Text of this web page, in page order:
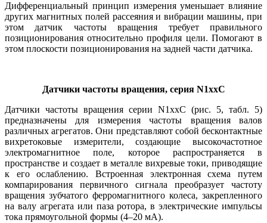
Дифференциальный принцип измерения уменьшает влияние
других магнитных полей рассеяния и вибрации машины, при
этом датчик частоты вращения требует правильного
позиционирования относительно профиля цели. Помогают в
этом плоскости позиционирования на задней части датчика.
Датчики частоты вращения, серия N1xxC
Датчики частоты вращения серии N1xxC (рис. 5, табл. 5)
предназначены для измерения частоты вращения валов
различных агрегатов. Они представляют собой бесконтактные
вихретоковые измерители, создающие высокочастотное
электромагнитное поле, которое распространяется в
пространстве и создает в металле вихревые токи, приводящие
к его ослаблению. Встроенная электронная схема путем
компарирования первичного сигнала преобразует частоту
вращения зубчатого ферромагнитного колеса, закрепленного
на валу агрегата или паза ротора, в электрические импульсы
тока прямоугольной формы (4–20 мА).